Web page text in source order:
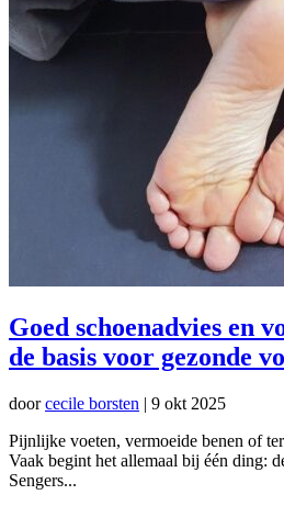
Goed schoenadvies en
de basis voor gezonde
doorcecile borsten | 9 okt 2025
Pijnlijke voeten, vermoeide benen of
Vaak begint het allemaal bij één ding:
Sengers...